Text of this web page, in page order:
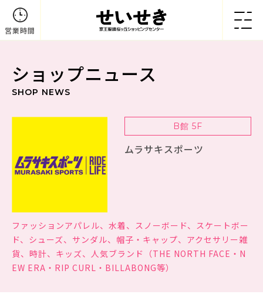
営業時間
ショップニュース
SHOP NEWS
B館 5F
ムラサキスポーツ
ファッションアパレル、水着、スノーボード、スケートボー
ド、シューズ、サンダル、帽子・キャップ、アクセサリー雑
貨、時計、キッズ、人気ブランド（THE NORTH FACE・N
EW ERA・RIP CURL・BILLABONG等）